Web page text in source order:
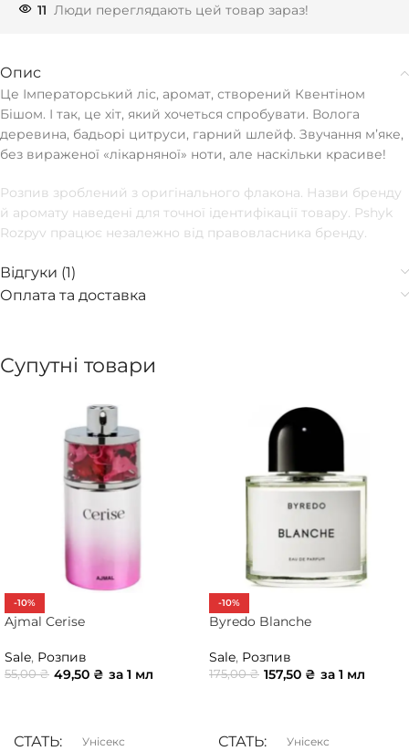
11 Люди переглядають цей товар зараз!
Опис
Це Імператорський ліс, аромат, створений Квентіном
Бішом. І так, це хіт, який хочеться спробувати. Волога
деревина, бадьорі цитруси, гарний шлейф. Звучання мʼяке,
без вираженої «лікарняної» ноти, але наскільки красиве!
Розпив зроблений з оригінального флакона. Назви бренду
й аромату наведені для точної ідентифікації товару. Pshyk
Rozpyv працює незалежно від правовласника бренду.
Відгуки (1)
Оплата та доставка
Супутні товари
-10%
Ajmal Cerise
Sale, Розпив
55,00₴ 49,50 ₴ за 1 мл
СТАТЬ Унісекс
-10%
Byredo Blanche
Sale, Розпив
175,00₴ 157,50 ₴ за 1 мл
СТАТЬ Унісекс